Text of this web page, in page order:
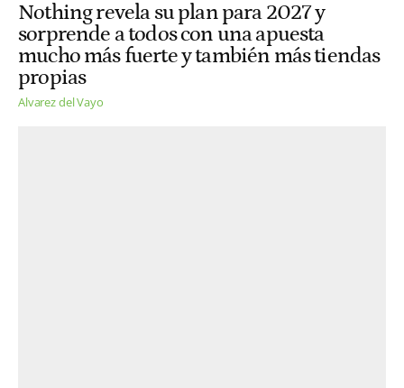
Nothing revela su plan para 2027 y
sorprende a todos con una apuesta
mucho más fuerte y también más tiendas
propias
Alvarez del Vayo